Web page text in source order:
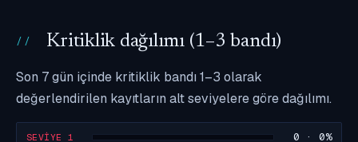
Kritiklik dağılımı (1–3 bandı)
Son 7 gün içinde kritiklik bandı 1–3 olarak
değerlendirilen kayıtların alt seviyelere göre dağılımı.
SEVIYE 1 0 · 0%